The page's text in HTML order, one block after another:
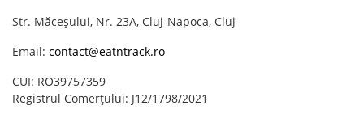
Str. Măceșului, Nr. 23A, Cluj-Napoca, Cluj
Email: contact@eatntrack.ro
CUI: RO39757359
Registrul Comerțului: J12/1798/2021